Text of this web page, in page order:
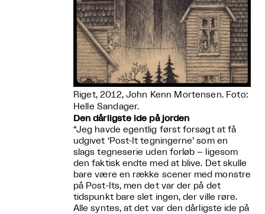
Riget, 2012, John Kenn Mortensen. Foto:
Helle Sandager.
Den dårligste ide på jorden
“Jeg havde egentlig først forsøgt at få
udgivet ‘Post-It tegningerne’ som en
slags tegneserie uden forløb – ligesom
den faktisk endte med at blive. Det skulle
bare være en række scener med monstre
på Post-Its, men det var der på det
tidspunkt bare slet ingen, der ville røre.
Alle syntes, at det var den dårligste ide på